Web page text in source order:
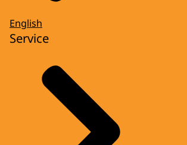
English
Service